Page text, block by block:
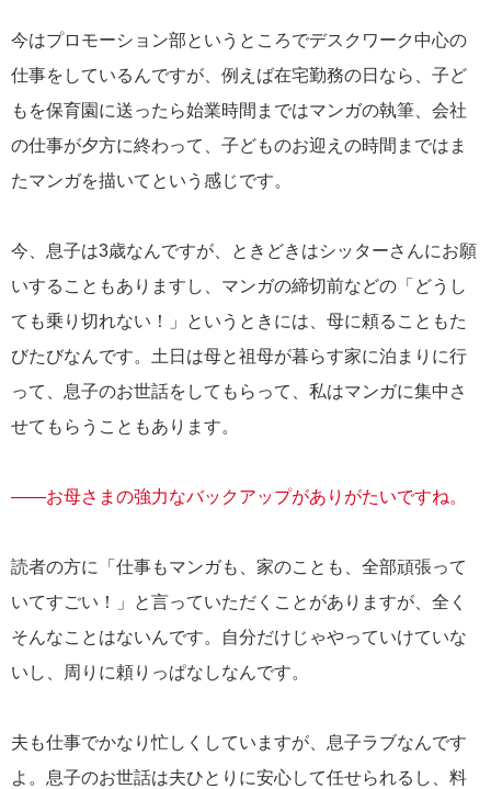
今はプロモーション部というところでデスクワーク中心の
仕事をしているんですが、例えば在宅勤務の日なら、子ど
もを保育園に送ったら始業時間まではマンガの執筆、会社
の仕事が夕方に終わって、子どものお迎えの時間まではま
たマンガを描いてという感じです。
今、息子は3歳なんですが、ときどきはシッターさんにお願
いすることもありますし、マンガの締切前などの「どうし
ても乗り切れない！」というときには、母に頼ることもた
びたびなんです。土日は母と祖母が暮らす家に泊まりに行
って、息子のお世話をしてもらって、私はマンガに集中さ
せてもらうこともあります。
――お母さまの強力なバックアップがありがたいですね。
読者の方に「仕事もマンガも、家のことも、全部頑張って
いてすごい！」と言っていただくことがありますが、全く
そんなことはないんです。自分だけじゃやっていけていな
いし、周りに頼りっぱなしなんです。
夫も仕事でかなり忙しくしていますが、息子ラブなんです
よ。息子のお世話は夫ひとりに安心して任せられるし、料